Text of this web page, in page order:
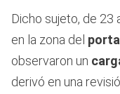
Dicho sujeto, de 23
en la zona del
observaron un
derivó en una